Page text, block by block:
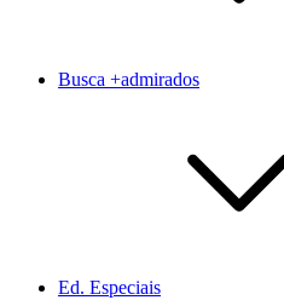
Busca +admirados
Ed. Especiais